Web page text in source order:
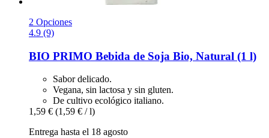
2 Opciones
4.9 (9)
BIO PRIMO Bebida de Soja Bio, Natural (1 l)
Sabor delicado.
Vegana, sin lactosa y sin gluten.
De cultivo ecológico italiano.
1,59 € (1,59 € / l)
Entrega hasta el 18 agosto